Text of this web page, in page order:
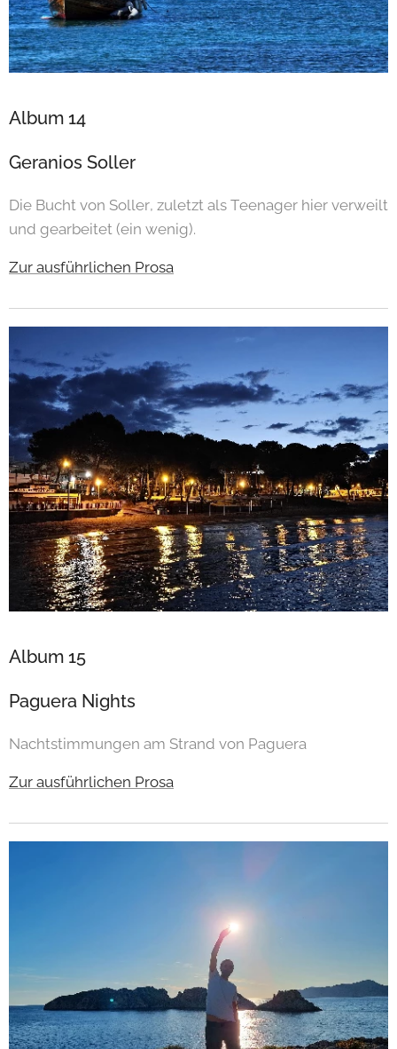
Album 14
Geranios Soller
Die Bucht von Soller, zuletzt als Teenager hier verweilt
und gearbeitet (ein wenig).
Zur ausführlichen Prosa
Album 15
Paguera Nights
Nachtstimmungen am Strand von Paguera
Zur ausführlichen Prosa